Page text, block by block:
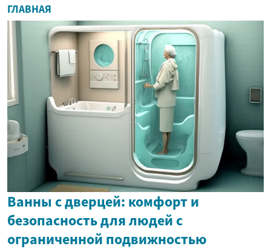
ГЛАВНАЯ
Ванны с дверцей: комфорт и
безопасность для людей с
ограниченной подвижностью